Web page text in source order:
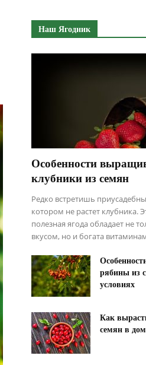
Наш Ягодник
Особенности
клубники из семян
Редко встретишь
котором не растет клубника.
полезная ягода обладает не
вкусом, но и богата
рябины из
условиях
Как
семян в